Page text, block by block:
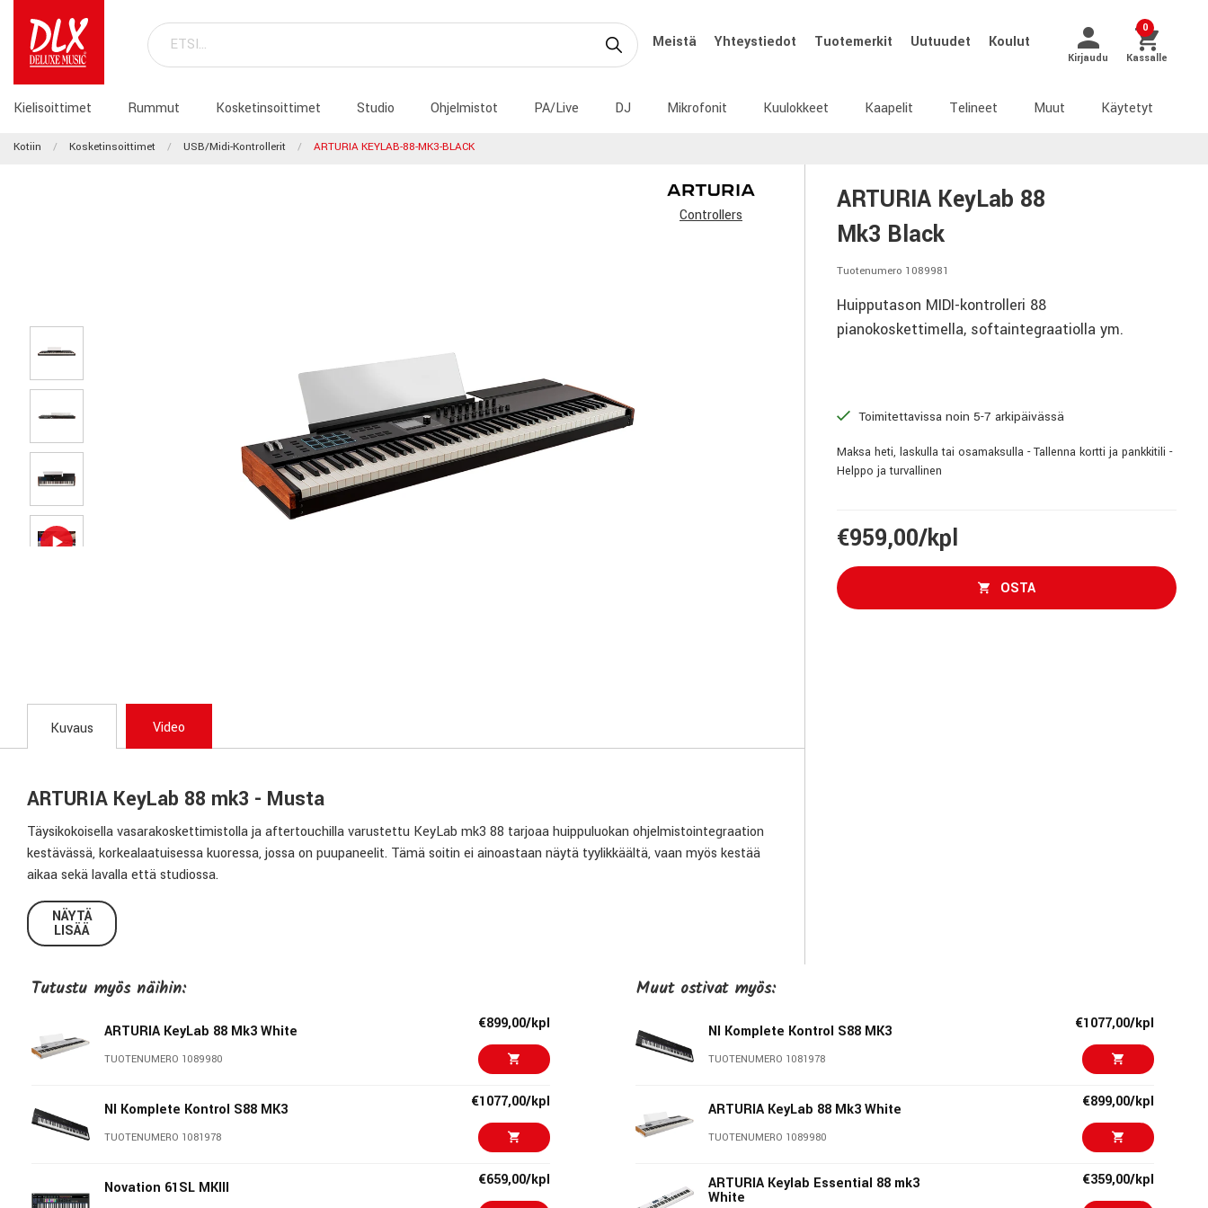
Meistä Yhteystiedot Tuotemerkit Uutuudet Koulut
Kirjaudu
0
Kassalle
Kielisoittimet Rummut Kosketinsoittimet Studio Ohjelmistot PA/Live DJ Mikrofonit Kuulokkeet Kaapelit Telineet Muut Käytetyt
Kotiin Kosketinsoittimet USB/Midi-Kontrollerit ARTURIA KEYLAB-88-MK3-BLACK
Controllers
ARTURIA KeyLab 88
Mk3 Black
Tuotenumero 1089981
Huipputason MIDI-kontrolleri 88
pianokoskettimella, softaintegraatiolla ym.
Toimitettavissa noin 5-7 arkipäivässä
Maksa heti, laskulla tai osamaksulla - Tallenna kortti ja pankkitili -
Helppo ja turvallinen
€959,00/kpl
OSTA
Kuvaus Video
ARTURIA KeyLab 88 mk3 - Musta
Täysikokoisella vasarakoskettimistolla ja aftertouchilla varustettu KeyLab mk3 88 tarjoaa huippuluokan ohjelmistointegraation
kestävässä, korkealaatuisessa kuoressa, jossa on puupaneelit. Tämä soitin ei ainoastaan näytä tyylikkäältä, vaan myös kestää
aikaa sekä lavalla että studiossa.
Upea näyttö esittää monipuolista kontekstuaalista tietoa reaaliajassa yhdessä kosketusherkkien säätimien ja edistyneiden
luovien ominaisuuksien kanssa. Se parantaa jokaista musiikin tekemisen osa-aluetta – saumattomasta yhteensopivuudesta
tukemiseen.
Syvällinen integrointi
KeyLab mk3 tarjoaa edistyneen yhteensopivuuden kaikkien suurimpien DAW-ohjelmien kanssa, mukaan lukien MCU/HUI-
protokollat. Voit tarkastella kontekstuaalista tietoa näytöllä, luoda käyttäjäohjelmia ja hallita musiikkiohjelmistoja sekä virtuaali-
Erinomainen soitettavuus ja viimeistely
KeyLab mk3 yhdistää erinomaisen suunnittelun ja vasarakoskettimiston korkealaatuisiin puu- ja alumiinikomponentteihin.
NÄYTÄ
LISÄÄ
Tutustu myös näihin:
ARTURIA KeyLab 88 Mk3 White
TUOTENUMERO 1089980
€899,00/kpl
NI Komplete Kontrol S88 MK3
TUOTENUMERO 1081978
€1077,00/kpl
Novation 61SL MKIII €659,00/kpl
Muut ostivat myös:
NI Komplete Kontrol S88 MK3
TUOTENUMERO 1081978
€1077,00/kpl
ARTURIA KeyLab 88 Mk3 White
TUOTENUMERO 1089980
€899,00/kpl
ARTURIA Keylab Essential 88 mk3
White
€359,00/kpl